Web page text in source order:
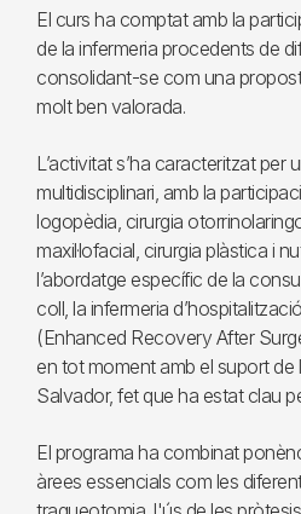
El curs ha comptat amb la
de la infermeria procedents de
consolidant-se com una
molt ben valorada.
L’activitat s’ha caracteritzat per
multidisciplinari, amb la
logopèdia, cirurgia
maxil·lofacial, cirurgia plàstica i
l’abordatge específic de la
coll, la infermeria
(Enhanced Recovery After
en tot moment amb el suport de
Salvador, fet que ha estat clau
El programa ha combinat
àrees essencials com les